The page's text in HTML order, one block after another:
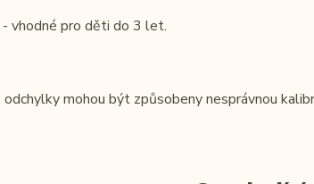
vhodné pro děti do 3 let.
mohou být způsobeny nesprávnou